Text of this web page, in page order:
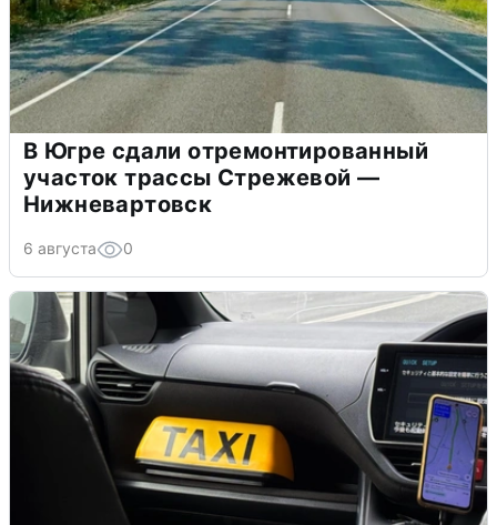
В Югре сдали отремонтированный
участок трассы Стрежевой —
Нижневартовск
6 августа 0